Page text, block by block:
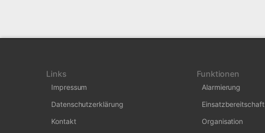
Links
Impressum
Datenschutzerklärung
Kontakt
Funktionen
Alarmierung
Einsatzbereitschaft
Organisation